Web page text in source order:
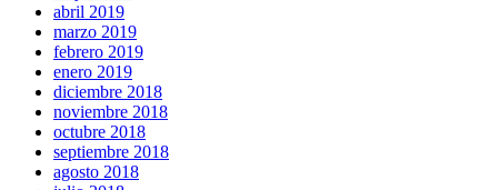
abril 2019
marzo 2019
febrero 2019
enero 2019
diciembre 2018
noviembre 2018
octubre 2018
septiembre 2018
agosto 2018